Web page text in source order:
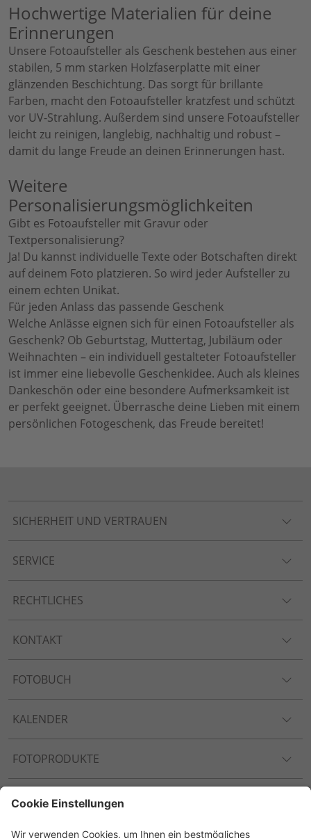
Hochwertige Materialien für deine
Erinnerungen
Unsere Fotoaufsteller als Geschenk bestehen aus einer
stabilen, 5 mm starken Holzfaserplatte mit einer
glänzenden Beschichtung. Das sorgt für brillante
Farben, macht den Fotoaufsteller kratzfest und schützt
vor UV-Strahlung. Außerdem sind unsere Fotoaufsteller
leicht zu reinigen, langlebig, nachhaltig und robust –
damit du lange Freude an deinen Erinnerungen hast.
Weitere
Personalisierungsmöglichkeiten
Gibt es Fotoaufsteller mit Gravur oder
Textpersonalisierung?
Ja! Du kannst individuelle Texte oder Botschaften direkt
auf deinem Foto platzieren. So wird jeder Aufsteller zu
einem echten Unikat.
Für jeden Anlass das passende Geschenk
Welche Anlässe eignen sich für einen Fotoaufsteller als
Geschenk? Ob Geburtstag, Muttertag, Jubiläum oder
Weihnachten – ein individuell gestalteter Fotoaufsteller
ist immer eine liebevolle Geschenkidee. Auch als kleines
Dankeschön oder eine besondere Aufmerksamkeit ist
er perfekt geeignet. Überrasche deine Lieben mit einem
persönlichen Fotogeschenk, das Freude bereitet!
SICHERHEIT UND VERTRAUEN
SERVICE
RECHTLICHES
KONTAKT
FOTOBUCH
KALENDER
FOTOPRODUKTE
ANLÄSSE